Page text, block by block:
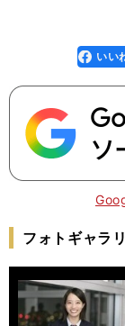
faceboo
k
いい
フォトギャラ